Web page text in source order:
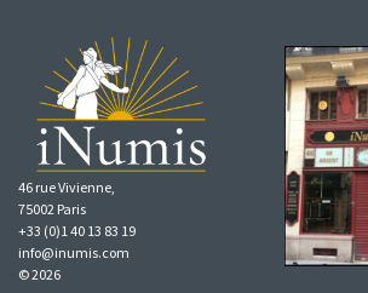
46 rue Vivienne,
75002 Paris
+33 (0)1 40 13 83 19
info@inumis.com
© 2026